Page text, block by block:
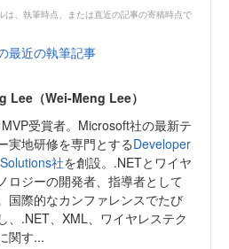
は、執筆時点、または直近の記事の寄稿時点で
最近の執筆記事
Lee（Wei-Meng Lee）
受賞者。Microsoft社の最新テ
実地研修を専門とするDeveloper
社を創設。.NETとワイヤ
ロジーの開発者、指導者として
国際的なカンファレンスでたび
、.NET、XML、ワイヤレステク
関す...